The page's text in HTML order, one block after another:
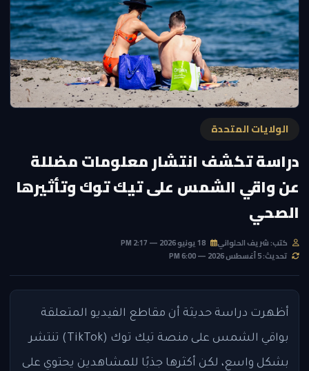
الولايات المتحدة
دراسة تكشف انتشار معلومات مضللة
عن واقي الشمس على تيك توك وتأثيرها
الصحي
كتب: شريف الحلواني
تحديث: 5 أغسطس 2026 — 6:00 PM
أظهرت دراسة حديثة أن مقاطع الفيديو المتعلقة
بواقي الشمس على منصة تيك توك (TikTok) تنتشر
بشكل واسع، لكن أكثرها جذبًا للمشاهدين يحتوي على